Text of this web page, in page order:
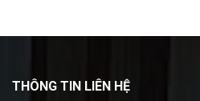
THÔNG TIN LIÊN HỆ